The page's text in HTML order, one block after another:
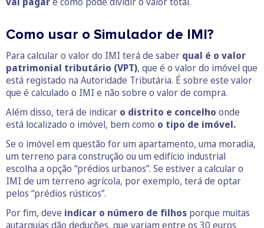
Como usar o Simulador de IMI?
Para calcular o valor do IMI terá de saber qual é o valor
patrimonial tributário (VPT), que é o valor do imóvel que
está registado na Autoridade Tributária. É sobre este valor
que é calculado o IMI e não sobre o valor de compra.
Além disso, terá de indicar o distrito e concelho onde
está localizado o imóvel, bem como o tipo de imóvel.
Se o imóvel em questão for um apartamento, uma moradia,
um terreno para construção ou um edifício industrial
escolha a opção “prédios urbanos”. Se estiver a calcular o
IMI de um terreno agrícola, por exemplo, terá de optar
pelos “prédios rústicos”.
Por fim, deve indicar o número de filhos porque muitas
autarquias dão deduções, que variam entre os 30 euros